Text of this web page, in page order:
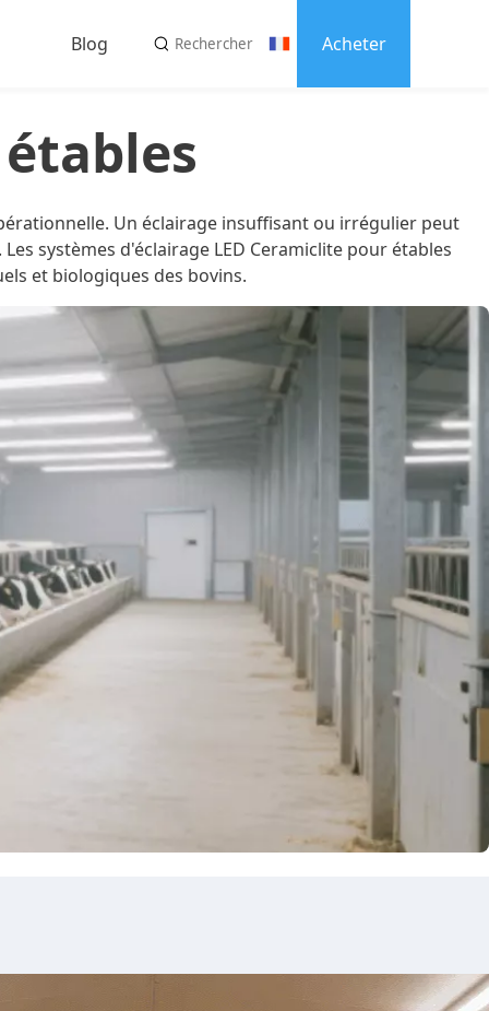
nous
Blog Acheter
Un éclairage insuffisant ou irrégulier peut
systèmes d'éclairage LED Ceramiclite pour étables
et biologiques des bovins.